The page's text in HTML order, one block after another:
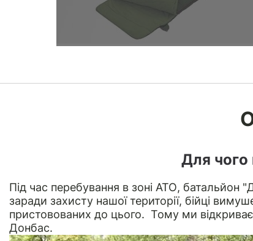
Для чого
Під час перебування в зоні АТО, батальйон
заради захисту нашої території, бійці
пристовованих до цього. Тому ми
Донбас.